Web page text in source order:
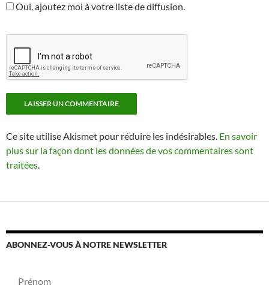
Oui, ajoutez moi à votre liste de diffusion.
Ce site utilise Akismet pour réduire les indésirables. En savoir
plus sur la façon dont les données de vos commentaires sont
traitées.
ABONNEZ-VOUS À NOTRE NEWSLETTER
Prénom